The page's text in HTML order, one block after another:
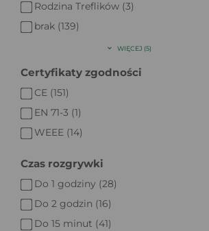
Rodzina Treflików (3)
brak (139)
WIĘCEJ (5)
Certyfikaty zgodności
CE (151)
EN 71-3 (1)
WEEE (14)
Czas rozgrywki
Do 1 godziny (28)
Do 2 godzin (16)
Do 15 minut (41)